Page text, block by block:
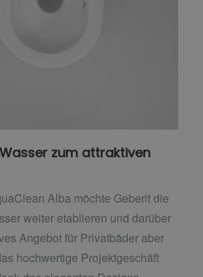
zum attraktiven
Alba möchte Geberit die
weiter etablieren und darüber
Angebot für Privatbäder aber
hochwertige Projektgeschäft